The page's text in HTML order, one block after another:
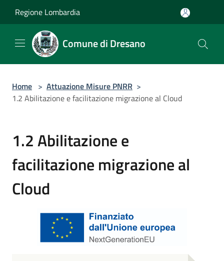
Regione Lombardia
Comune di Dresano
Home > Attuazione Misure PNRR >
1.2 Abilitazione e facilitazione migrazione al Cloud
1.2 Abilitazione e
facilitazione migrazione al
Cloud